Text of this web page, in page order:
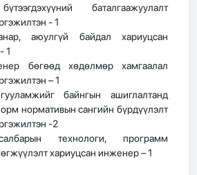
баталгаажуулалт
- 1
аюулгүй байдал хариуцсан
1
бөгөөд хөдөлмөр хамгаалал
– 1
байнгын ашиглалтанд
нормативын сангийн бүрдүүлэлт
-2
технологи, программ
хариуцсан инженер – 1